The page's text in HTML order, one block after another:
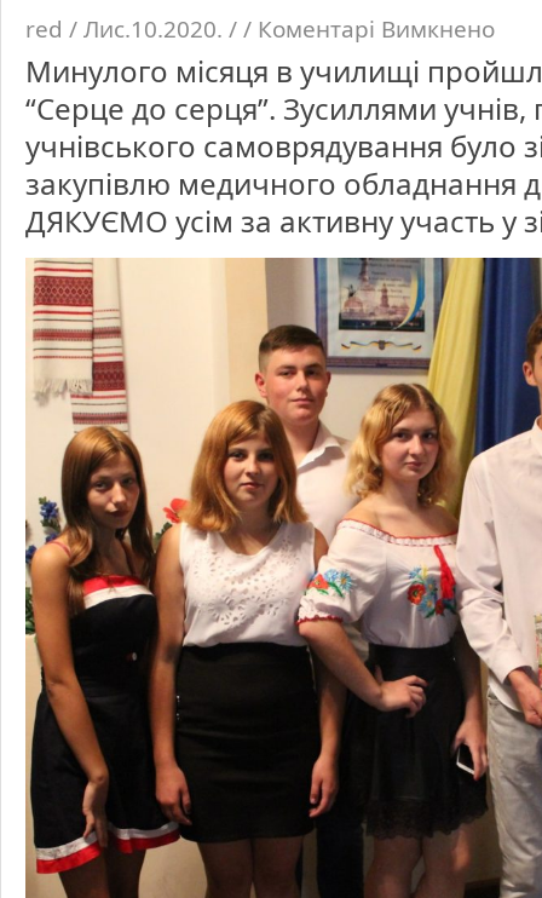
red / Лис.10.2020. / / Коментарі Вимкнено
“Серце
до
Минулого місяця в училищі
“Серце до серця”. Зусиллями учнів,
учнівського самоврядування було
закупівлю медичного обладнання
ДЯКУЄМО усім за активну участь у